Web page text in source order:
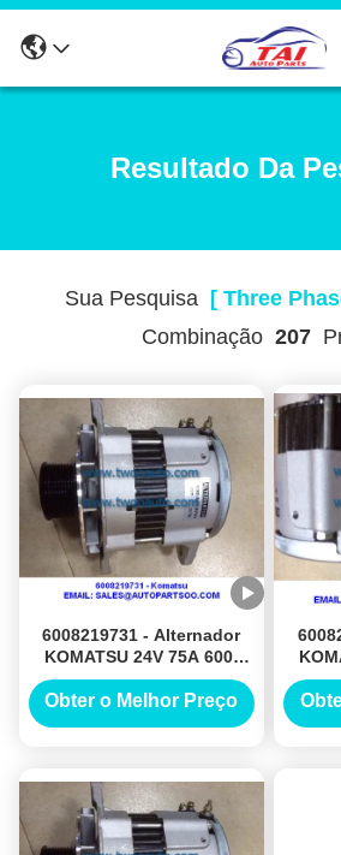
Resultado Da
Sua Pesquisa [ Three
Combinação 207
6008219731 - Alternador
KOMATSU 24V 75A 600-
821-9731
Obter o Melhor Preço